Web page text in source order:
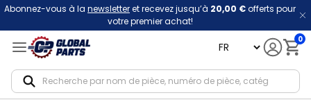
Abonnez-vous à la newsletteret recevez jusqu’à 20,00 €offerts pour
votre premier achat!
language 0